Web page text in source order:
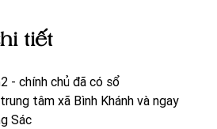
tiết
- chính chủ đã có sổ
tâm xã Bình Khánh và ngay
Sác